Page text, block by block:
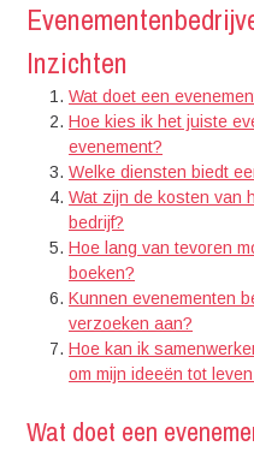
Inzichten
Wat doet een
Hoe kies ik het juiste
evenement?
Welke diensten biedt
Wat zijn de kosten van
bedrijf?
Hoe lang van tevoren
boeken?
Kunnen evenementen
verzoeken aan?
Hoe kan ik
om mijn ideeën tot
Wat doet een